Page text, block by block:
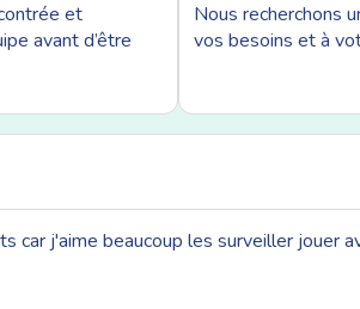
et
avant d’être
Nous recherchons
vos besoins et à
car j'aime beaucoup les surveiller jouer